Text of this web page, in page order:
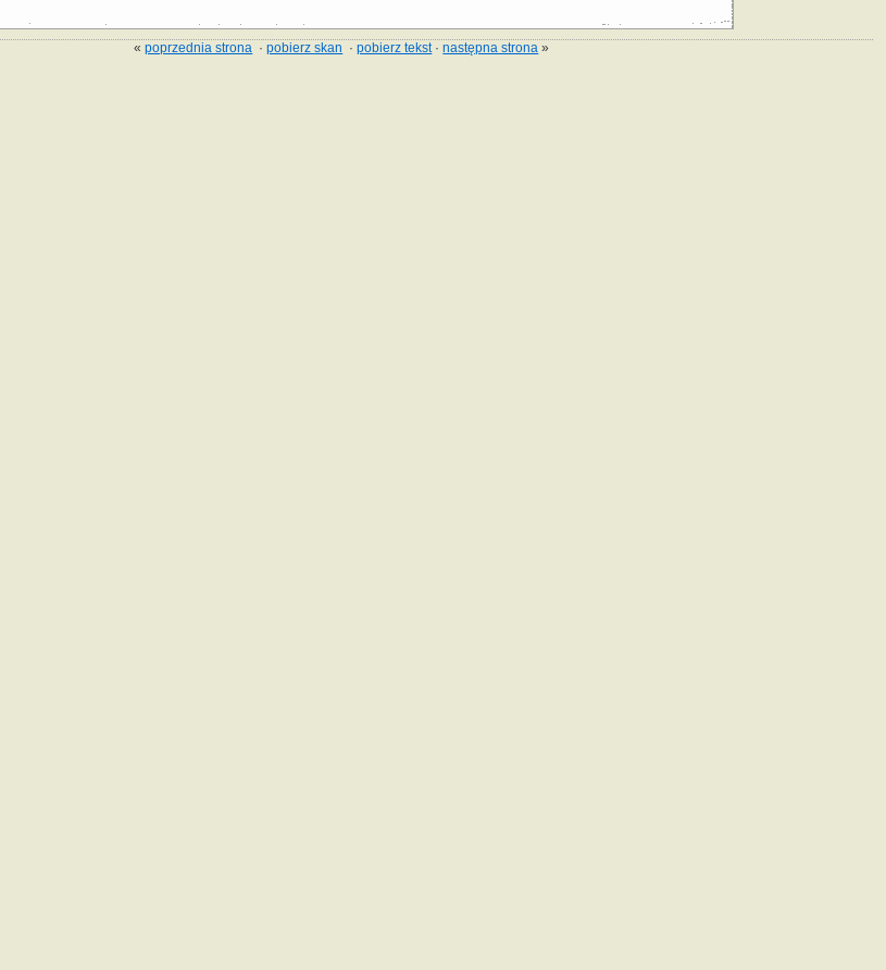
«poprzednia strona ·pobierz skan ·pobierz tekst·następna strona »